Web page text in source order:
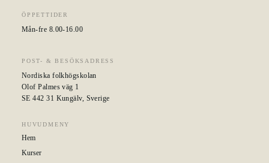
ÖPPETTIDER
Mån-fre 8.00-16.00
POST- & BESÖKSADRESS
Nordiska folkhögskolan
Olof Palmes väg 1
SE 442 31 Kungälv, Sverige
HUVUDMENY
Hem
Kurser